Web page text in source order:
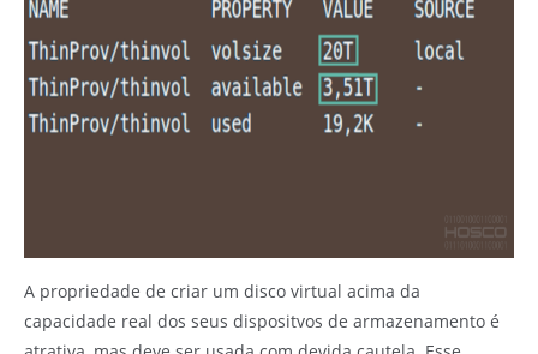
A propriedade de criar um disco virtual acima da
capacidade real dos seus dispositvos de armazenamento é